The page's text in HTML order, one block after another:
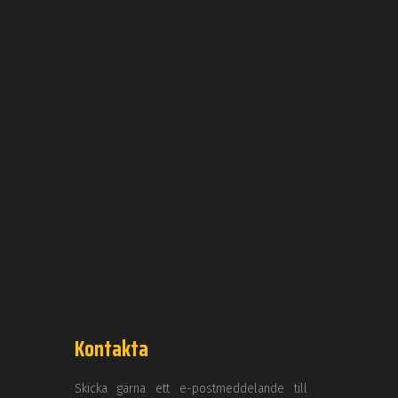
Kontakta
Skicka gärna ett e-postmeddelande till